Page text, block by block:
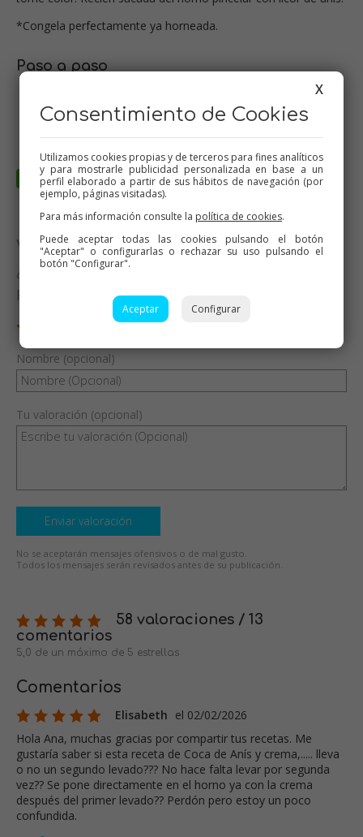
*Congela perfectamente ya horneada.
Paso a paso
Valora esta receta
¿Te ha gustado esta receta? Valórala y dime qué
piensas
Nombre (opcional)
Tu valoración (opcional)
Enviar valoración
No se aceptarán mensajes ofensivos o de mal gusto.
Todos los mensajes serán revisados antes de su publicación.
58 valoraciones / 13
comentarios
5,0 de un máximo de 5 estrellas
Comentarios
Elisabeth el 02/02/2026
Hola Ana, muchas gracias por compartir tus recetas. Me
gustaría saber si esta receta de Coca de Anís y crema,..... lleva
o no un segundo levado??? No hace falta levar por segunda
vez?? Se pone directamente en el horno ya con la crema
después del primer levado?? Perdón pero estoy un poco
confundida.
X
Consentimiento de Cookies
Utilizamos cookies propias y de terceros para fines analíticos
y para mostrarle publicidad personalizada en base a un
perfil elaborado a partir de sus hábitos de navegación (por
ejemplo, páginas visitadas).
Para más información consulte la política de cookies.
Puede aceptar todas las cookies pulsando el botón
"Aceptar" o configurarlas o rechazar su uso pulsando el
botón "Configurar".
Aceptar Configurar